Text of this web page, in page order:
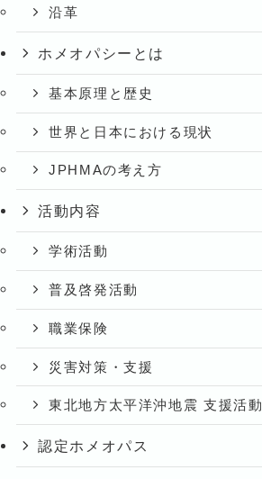
沿革
ホメオパシーとは
基本原理と歴史
世界と日本における現状
JPHMAの考え方
活動内容
学術活動
普及啓発活動
職業保険
災害対策・支援
東北地方太平洋沖地震 支援活動
認定ホメオパス